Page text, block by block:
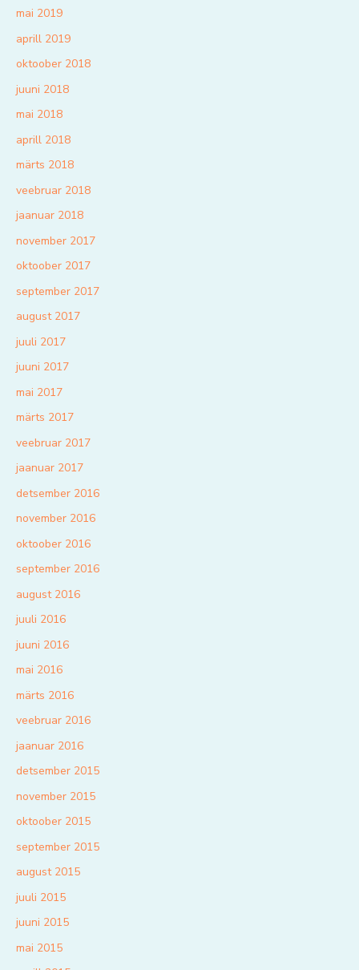
mai 2019
aprill 2019
oktoober 2018
juuni 2018
mai 2018
aprill 2018
märts 2018
veebruar 2018
jaanuar 2018
november 2017
oktoober 2017
september 2017
august 2017
juuli 2017
juuni 2017
mai 2017
märts 2017
veebruar 2017
jaanuar 2017
detsember 2016
november 2016
oktoober 2016
september 2016
august 2016
juuli 2016
juuni 2016
mai 2016
märts 2016
veebruar 2016
jaanuar 2016
detsember 2015
november 2015
oktoober 2015
september 2015
august 2015
juuli 2015
juuni 2015
mai 2015